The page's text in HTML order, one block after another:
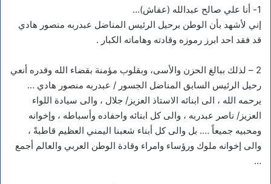
1- أنا علي صالح عبدالله (عفاش)…
إني لأشهد بأن الوطن برحيل الرئيس المناضل عبدربه منصور هادي
قد فقد احد ابرز رموزه وقادته وهاماته الكبار .
2 – لذلك ببالغ الحزن والأسى، وبقلوب مؤمنة بقضاء الله وقدره أنعي
رحيل الرئيس السابق المناضل الجسور / عبدربه منصور هادي …
يرحمه الله ، الى ابنائه الاستاذ العزيز/ جلال ، والى سيادة اللواء
العزيز/ ناصر عبدربه ، والى كل ابنائه واحفاده وأسباطه ، وإخوانه
ومحبيه جميعاً …. بل والى كل أبناء شعبنا اليمني العظيم قاطبةً ،
والى إخوانه ملوك ورؤساء وامراء وقادة الوطن العربي والعالم أجمع
…